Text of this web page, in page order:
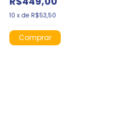
10 x de R$53,50